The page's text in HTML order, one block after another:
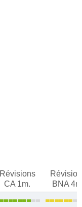
Révisions
CA 1m.
BNA